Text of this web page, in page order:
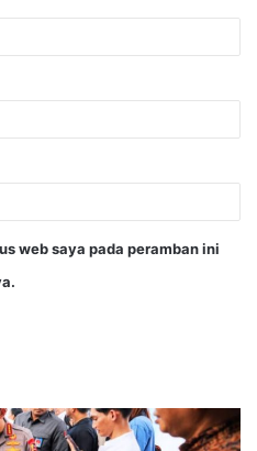
web saya pada peramban ini